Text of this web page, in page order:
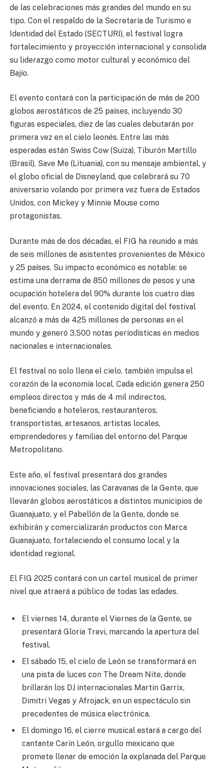
de las celebraciones más grandes del mundo en su
tipo. Con el respaldo de la Secretaría de Turismo e
Identidad del Estado (SECTURI), el festival logra
fortalecimiento y proyección internacional y consolida
su liderazgo como motor cultural y económico del
Bajío.
El evento contará con la participación de más de 200
globos aerostáticos de 25 países, incluyendo 30
figuras especiales, diez de las cuales debutarán por
primera vez en el cielo leonés. Entre las más
esperadas están Swiss Cow (Suiza), Tiburón Martillo
(Brasil), Save Me (Lituania), con su mensaje ambiental, y
el globo oficial de Disneyland, que celebrará su 70
aniversario volando por primera vez fuera de Estados
Unidos, con Mickey y Minnie Mouse como
protagonistas.
Durante más de dos décadas, el FIG ha reunido a más
de seis millones de asistentes provenientes de México
y 25 países. Su impacto económico es notable: se
estima una derrama de 850 millones de pesos y una
ocupación hotelera del 90% durante los cuatro días
del evento. En 2024, el contenido digital del festival
alcanzó a más de 425 millones de personas en el
mundo y generó 3,500 notas periodísticas en medios
nacionales e internacionales.
El festival no solo llena el cielo, también impulsa el
corazón de la economía local. Cada edición genera 250
empleos directos y más de 4 mil indirectos,
beneficiando a hoteleros, restauranteros,
transportistas, artesanos, artistas locales,
emprendedores y familias del entorno del Parque
Metropolitano.
Este año, el festival presentará dos grandes
innovaciones sociales, las Caravanas de la Gente, que
llevarán globos aerostáticos a distintos municipios de
Guanajuato, y el Pabellón de la Gente, donde se
exhibirán y comercializarán productos con Marca
Guanajuato, fortaleciendo el consumo local y la
identidad regional.
El FIG 2025 contará con un cartel musical de primer
nivel que atraerá a público de todas las edades.
El viernes 14, durante el Viernes de la Gente, se
presentará Gloria Trevi, marcando la apertura del
festival.
El sábado 15, el cielo de León se transformará en
una pista de luces con The Dream Nite, donde
brillarán los DJ internacionales Martin Garrix,
Dimitri Vegas y Afrojack, en un espectáculo sin
precedentes de música electrónica.
El domingo 16, el cierre musical estará a cargo del
cantante Carín León, orgullo mexicano que
promete llenar de emoción la explanada del Parque